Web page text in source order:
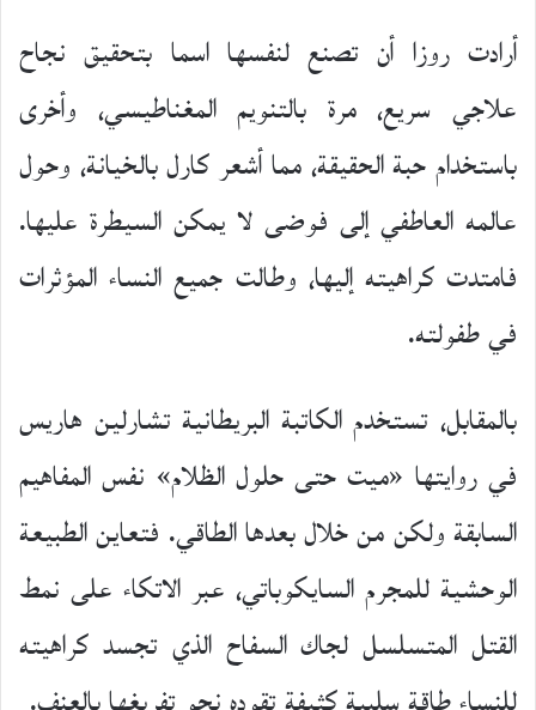
أرادت روزا أن تصنع لنفسها اسما بتحقيق نجاح
علاجي سريع، مرة بالتنويم المغناطيسي، وأخرى
باستخدام حبة الحقيقة، مما أشعر كارل بالخيانة، وحول
عالمه العاطفي إلى فوضى لا يمكن السيطرة عليها.
فامتدت كراهيته إليها، وطالت جميع النساء المؤثرات
في طفولته.
بالمقابل، تستخدم الكاتبة البريطانية تشارلين هاريس
في روايتها «ميت حتى حلول الظلام» نفس المفاهيم
السابقة ولكن من خلال بعدها الطاقي. فتعاين الطبيعة
الوحشية للمجرم السايكوباتي، عبر الاتكاء على نمط
القتل المتسلسل لجاك السفاح الذي تجسد كراهيته